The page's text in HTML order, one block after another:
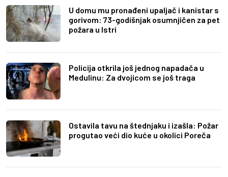
U domu mu pronađeni upaljač i kanistar s
gorivom: 73-godišnjak osumnjičen za pet
požara u Istri
Policija otkrila još jednog napadača u
Medulinu: Za dvojicom se još traga
Ostavila tavu na štednjaku i izašla: Požar
progutao veći dio kuće u okolici Poreča